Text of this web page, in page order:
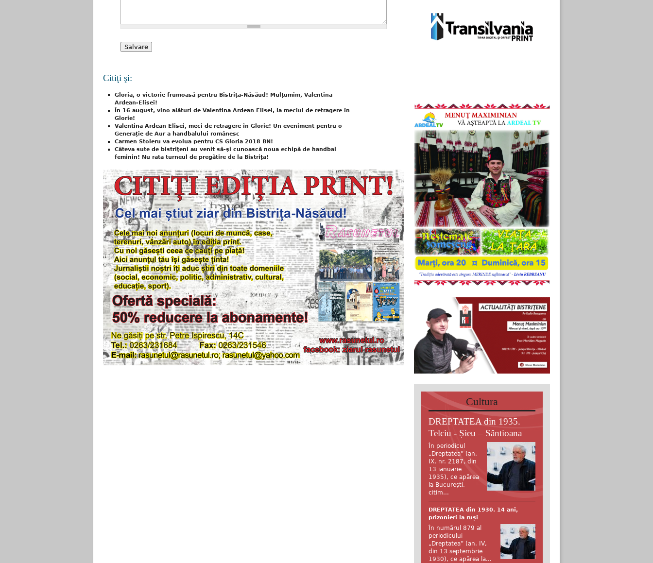
Citiţi şi:
Gloria, o victorie frumoasă pentru Bistrița-Năsăud! Mulțumim, Valentina
Ardean-Elisei!
În 16 august, vino alături de Valentina Ardean Elisei, la meciul de retragere în
Glorie!
Valentina Ardean Elisei, meci de retragere în Glorie! Un eveniment pentru o
Generație de Aur a handbalului românesc
Carmen Stoleru va evolua pentru CS Gloria 2018 BN!
Câteva sute de bistriţeni au venit să-şi cunoască noua echipă de handbal
feminin! Nu rata turneul de pregătire de la Bistriţa!
Cultura
DREPTATEA din 1935.
Telciu - Șieu – Sântioana
În periodicul
„Dreptatea” (an.
IX, nr. 2187, din
13 ianuarie
1935), ce apărea
la București,
citim...
DREPTATEA din 1930. 14 ani,
prizonieri la ruși
În numărul 879 al
periodicului
„Dreptatea” (an. IV,
din 13 septembrie
1930), ce apărea la...